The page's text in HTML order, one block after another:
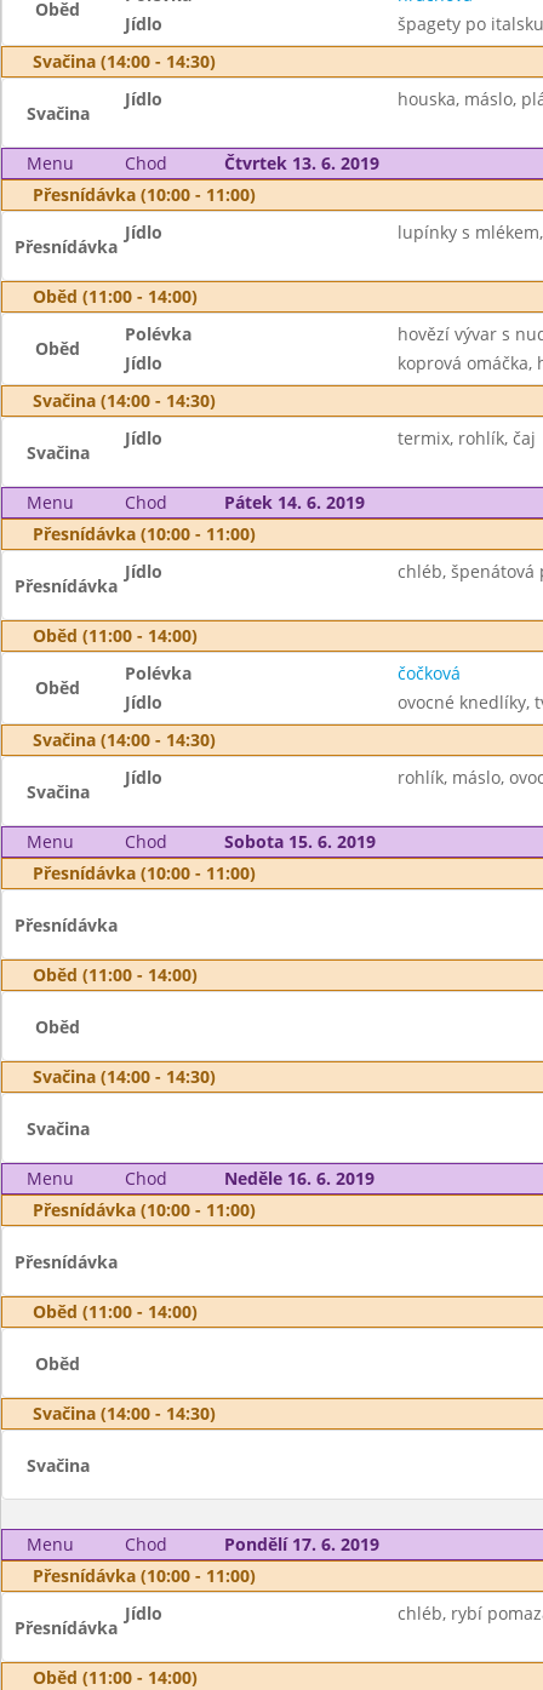
Oběd
Jídlo
špagety po
Svačina (14:00 - 14:30)
Svačina
Jídlo houska, máslo,
Menu Chod
Čtvrtek 13. 6. 2019
Přesnídávka (10:00 - 11:00)
Přesnídávka
Jídlo lupínky s
Oběd (11:00 - 14:00)
Oběd
Polévka
hovězí vývar s
Jídlo
koprová omáčka,
Svačina (14:00 - 14:30)
Svačina
Jídlo termix, rohlík, čaj
Menu Chod
Pátek 14. 6. 2019
Přesnídávka (10:00 - 11:00)
Přesnídávka
Jídlo chléb, špenátová
Oběd (11:00 - 14:00)
Oběd
Polévka
čočková
Jídlo
ovocné knedlíky,
Svačina (14:00 - 14:30)
Svačina
Jídlo rohlík, máslo,
Menu Chod
Sobota 15. 6. 2019
Přesnídávka (10:00 - 11:00)
Přesnídávka
Oběd (11:00 - 14:00)
Oběd
Svačina (14:00 - 14:30)
Svačina
Menu Chod
Neděle 16. 6. 2019
Přesnídávka (10:00 - 11:00)
Přesnídávka
Oběd (11:00 - 14:00)
Oběd
Svačina (14:00 - 14:30)
Svačina
Menu Chod
Pondělí 17. 6. 2019
Přesnídávka (10:00 - 11:00)
Přesnídávka
Jídlo chléb, rybí
Oběd (11:00 - 14:00)